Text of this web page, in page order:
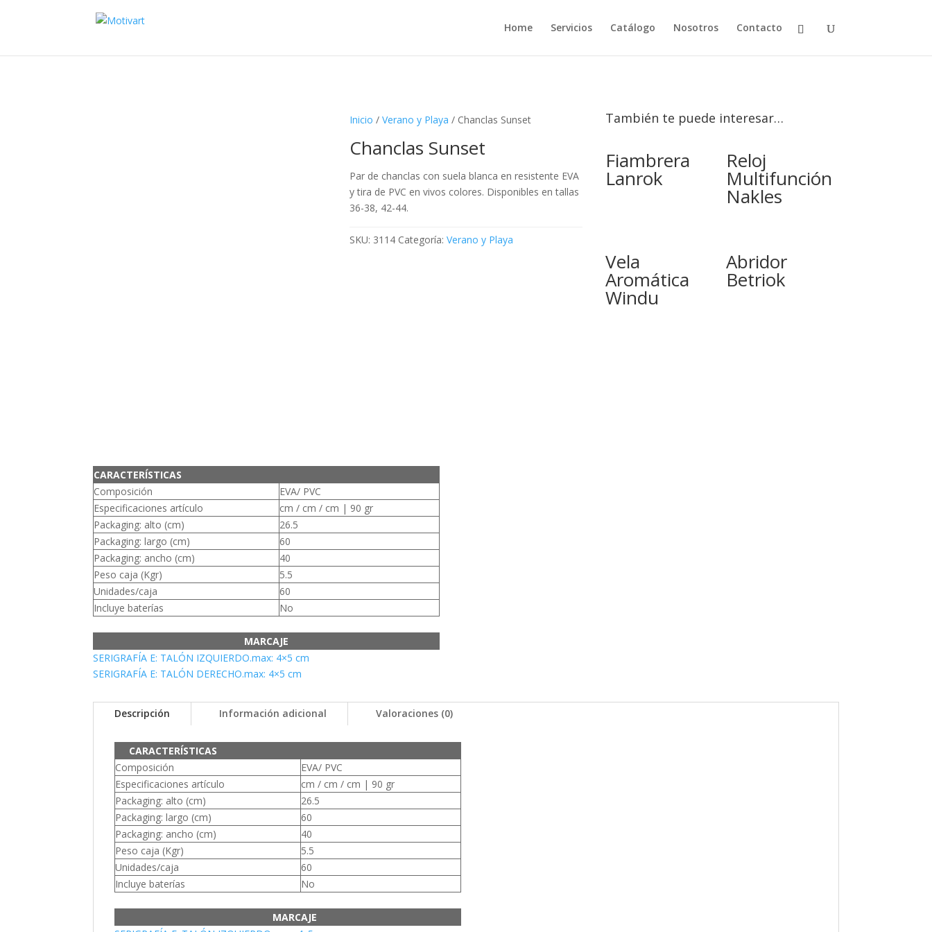
Home Servicios Catálogo Nosotros Contacto
Inicio / Verano y Playa / Chanclas Sunset
Chanclas Sunset
Par de chanclas con suela blanca en resistente EVA
y tira de PVC en vivos colores. Disponibles en tallas
36-38, 42-44.
SKU: 3114 Categoría: Verano y Playa
También te puede interesar…
Fiambrera
Lanrok
Reloj
Multifunción
Nakles
Vela
Aromática
Windu
Abridor
Betriok
CARACTERÍSTICAS
Composición
EVA/ PVC
Especificaciones artículo
cm / cm / cm | 90 gr
Packaging: alto (cm)
26.5
Packaging: largo (cm)
60
Packaging: ancho (cm)
40
Peso caja (Kgr)
5.5
Unidades/caja
60
Incluye baterías
No
MARCAJE
SERIGRAFÍA E: TALÓN IZQUIERDO.max: 4×5 cm
SERIGRAFÍA E: TALÓN DERECHO.max: 4×5 cm
Descripción Información adicional Valoraciones (0)
CARACTERÍSTICAS
Composición
EVA/ PVC
Especificaciones artículo
cm / cm / cm | 90 gr
Packaging: alto (cm)
26.5
Packaging: largo (cm)
60
Packaging: ancho (cm)
40
Peso caja (Kgr)
5.5
Unidades/caja
60
Incluye baterías
No
MARCAJE